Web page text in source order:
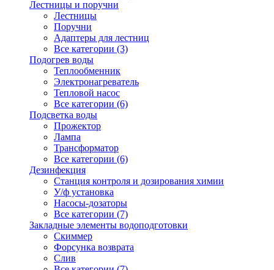
Лестницы и поручни
Лестницы
Поручни
Адаптеры для лестниц
Все категории (3)
Подогрев воды
Теплообменник
Электронагреватель
Тепловой насос
Все категории (6)
Подсветка воды
Прожектор
Лампа
Трансформатор
Все категории (6)
Дезинфекция
Станция контроля и дозирования химии
У/ф установка
Насосы-дозаторы
Все категории (7)
Закладные элементы водоподготовки
Скиммер
Форсунка возврата
Слив